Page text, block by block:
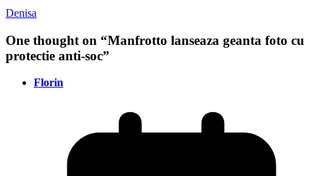
Denisa
One thought on “Manfrotto lanseaza geanta foto cu
protectie anti-soc”
Florin